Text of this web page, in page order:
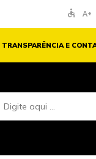
accessible text_increase
TRANSPARÊNCIA E